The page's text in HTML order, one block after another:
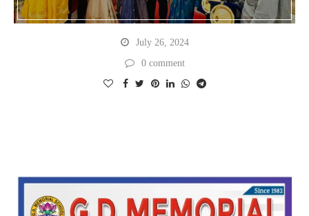
July 26, 2024
0 comment